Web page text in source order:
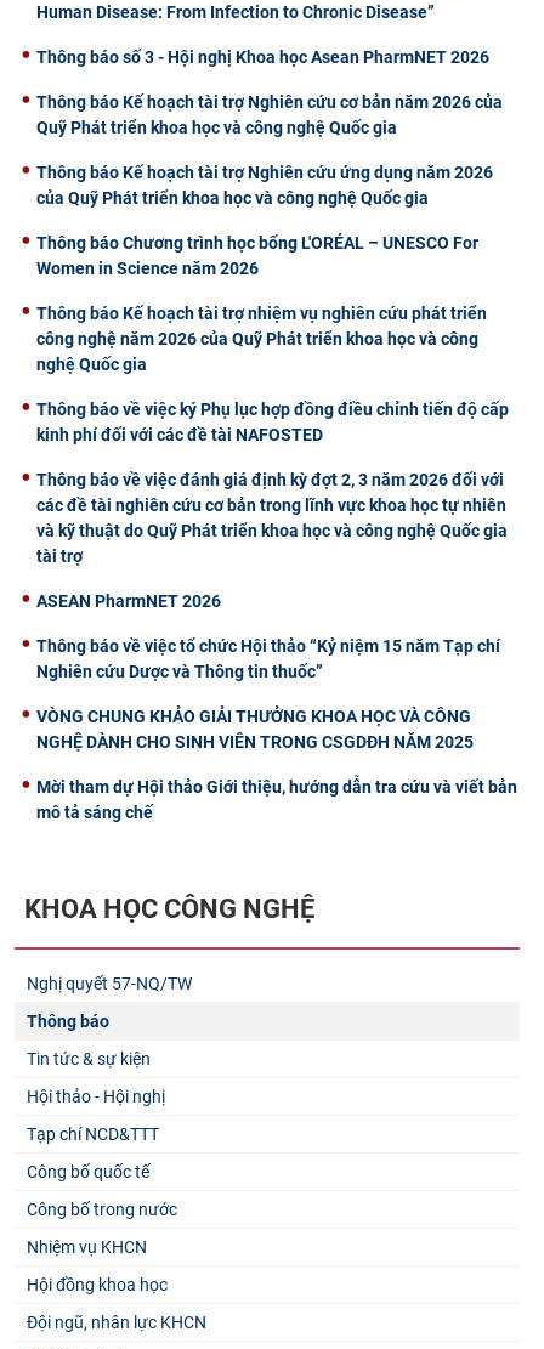
Human Disease: From Infection to Chronic Disease”
Thông báo số 3 - Hội nghị Khoa học Asean PharmNET 2026
Thông báo Kế hoạch tài trợ Nghiên cứu cơ bản năm 2026 của
Quỹ Phát triển khoa học và công nghệ Quốc gia
Thông báo Kế hoạch tài trợ Nghiên cứu ứng dụng năm 2026
của Quỹ Phát triển khoa học và công nghệ Quốc gia
Thông báo Chương trình học bổng L'ORÉAL – UNESCO For
Women in Science năm 2026
Thông báo Kế hoạch tài trợ nhiệm vụ nghiên cứu phát triển
công nghệ năm 2026 của Quỹ Phát triển khoa học và công
nghệ Quốc gia
Thông báo về việc ký Phụ lục hợp đồng điều chỉnh tiến độ cấp
kinh phí đối với các đề tài NAFOSTED
Thông báo về việc đánh giá định kỳ đợt 2, 3 năm 2026 đối với
các đề tài nghiên cứu cơ bản trong lĩnh vực khoa học tự nhiên
và kỹ thuật do Quỹ Phát triển khoa học và công nghệ Quốc gia
tài trợ
ASEAN PharmNET 2026
Thông báo về việc tổ chức Hội thảo “Kỷ niệm 15 năm Tạp chí
Nghiên cứu Dược và Thông tin thuốc”
VÒNG CHUNG KHẢO GIẢI THƯỞNG KHOA HỌC VÀ CÔNG
NGHỆ DÀNH CHO SINH VIÊN TRONG CSGDĐH NĂM 2025
Mời tham dự Hội thảo Giới thiệu, hướng dẫn tra cứu và viết bản
mô tả sáng chế
KHOA HỌC CÔNG NGHỆ
Nghị quyết 57-NQ/TW
Thông báo
Tin tức & sự kiện
Hội thảo - Hội nghị
Tạp chí NCD&TTT
Công bố quốc tế
Công bố trong nước
Nhiệm vụ KHCN
Hội đồng khoa học
Đội ngũ, nhân lực KHCN